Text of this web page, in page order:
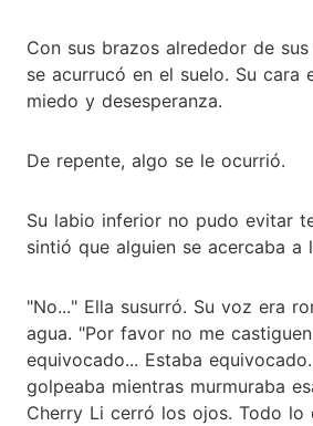
Con sus brazos alrededor de
se acurrucó en el suelo. Su cara
miedo y desesperanza.
De repente, algo se le ocurrió.
Su labio inferior no pudo evitar
sintió que alguien se acercaba a
"No..." Ella susurró. Su voz era
agua. "Por favor no me
equivocado... Estaba
golpeaba mientras murmuraba
Cherry Li cerró los ojos. Todo lo